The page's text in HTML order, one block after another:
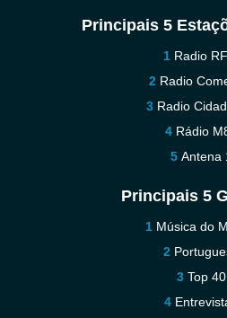
Principais 5
Radio
Radio
Radio
Rádio
Antena
Principais 5
Música do
Top 40